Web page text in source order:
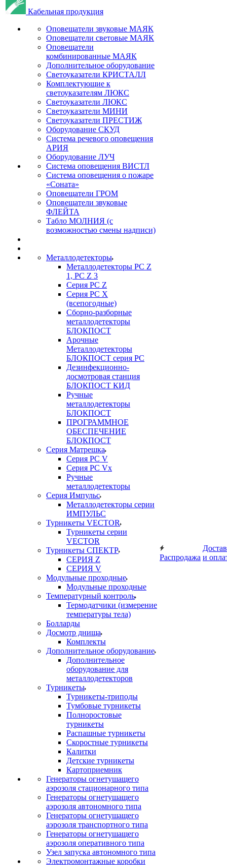
Кабельная продукция
Оповещатели звуковые МАЯК
Оповещатели световые МАЯК
Оповещатели
комбинированные МАЯК
Дополнительное оборудование
Светоуказатели КРИСТАЛЛ
Комплектующие к
светоуказателям ЛЮКС
Светоуказатели ЛЮКС
Светоуказатели МИНИ
Светоуказатели ПРЕСТИЖ
Оборудование СКУД
Система речевого оповещения
АРИЯ
Оборудование ЛУЧ
Система оповещения ВИСТЛ
Система оповещения о пожаре
«Соната»
Оповещатели ГРОМ
Оповещатели звуковые
ФЛЕЙТА
Табло МОЛНИЯ (с
возможностью смены надписи)
Металлодетекторы
Металлодетекторы РС Z
1, PC Z 3
Серия РС Z
Серия РС X
(всепогодные)
Сборно-разборные
металлодетекторы
БЛОКПОСТ
Арочные
Металлодетекторы
БЛОКПОСТ серия РС
Дезинфекционно-
досмотровая станция
БЛОКПОСТ КИД
Ручные
металлодетекторы
БЛОКПОСТ
ПРОГРАММНОЕ
ОБЕСПЕЧЕНИЕ
БЛОКПОСТ
Серия Матрешка
Серия PC V
Серия PC Vx
Ручные
металлодетекторы
Серия Импульс
Металлодетекторы серии
ИМПУЛЬС
Турникеты VECTOR
Турникеты серии
VECTOR
Турникеты СПЕКТР
СЕРИЯ Z
СЕРИЯ V
Модульные проходные
Модульные проходные
Температурный контроль
Термодатчики (измерение
температуры тела)
Болларды
Досмотр днища
Комплекты
Дополнительное оборудование
Дополнительное
оборудование для
металлодетекторов
Турникеты
Турникеты-триподы
Тумбовые турникеты
Полноростовые
турникеты
Распашные турникеты
Скоростные турникеты
Калитки
Детские турникеты
Картоприемник
Генераторы огнетушащего
аэрозоля стационарного типа
Генераторы огнетушащего
аэрозоля автономного типа
Генераторы огнетушащего
аэрозоля транспортного типа
Генераторы огнетушащего
аэрозоля оперативного типа
Узел запуска автономного типа
Электромонтажные коробки
Распродажа и